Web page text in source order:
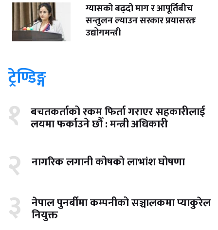
ग्यासको बढ्दो माग र आपूर्तिबीच
सन्तुलन ल्याउन सरकार प्रयासरतः
उद्योगमन्त्री
ट्रेण्डिङ्ग
१ बचतकर्ताको रकम फिर्ता गराएर सहकारीलाई
लयमा फर्काउने छौँ : मन्त्री अधिकारी
२ नागरिक लगानी कोषको लाभांश घोषणा
३ नेपाल पुनर्बीमा कम्पनीको सञ्चालकमा प्याकुरेल
नियुक्त